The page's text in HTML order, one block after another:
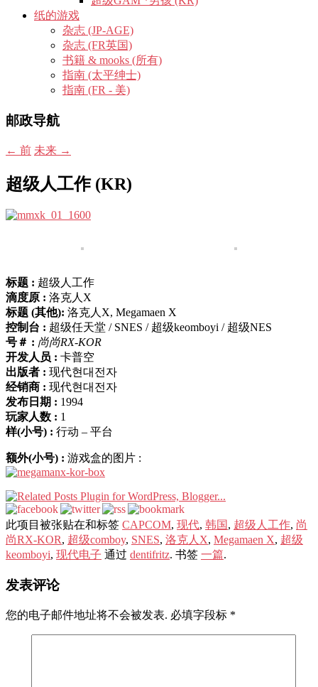
纸的游戏
杂志 (JP-AGE)
杂志 (FR英国)
书籍 & mooks (所有)
指南 (太平绅士)
指南 (FR - 美)
邮政导航
← 前 未来 →
超级人工作 (KR)
标题 : 超级人工作
滴度原 : 洛克人X
标题 (其他): 洛克人X, Megamaen X
控制台 : 超级任天堂 / SNES / 超级keomboyi / 超级NES
号＃ : 尚尚RX-KOR
开发人员 : 卡普空
出版者 : 现代현대전자
经销商 : 现代현대전자
发布日期 : 1994
玩家人数 : 1
样(小号) : 行动 – 平台
额外(小号) : 游戏盒的图片 :
此项目被张贴在和标签 CAPCOM, 现代, 韩国 , 超级人工作, 尚
尚RX-KOR, 超级comboy, SNES, 洛克人X, Megamaen X, 超级
keomboyi, 现代电子 通过 dentifritz. 书签 一篇.
发表评论
您的电子邮件地址将不会被发表. 必填字段标 *